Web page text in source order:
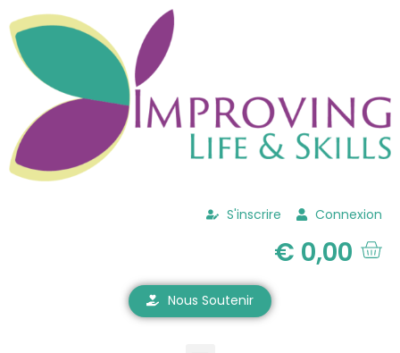
S'inscrire Connexion
€ 0,00
Nous Soutenir